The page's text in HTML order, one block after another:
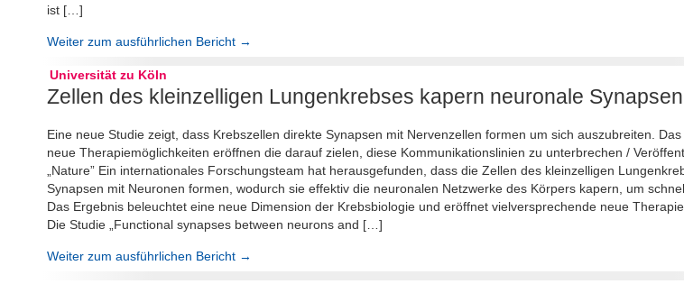
ist […]
Weiter zum ausführlichen Bericht →
Universität zu Köln
Zellen des kleinzelligen Lungenkrebses kapern neuronale Synapsen
Eine neue Studie zeigt, dass Krebszellen direkte Synapsen mit Nervenzellen formen um sich auszubreiten.
neue Therapiemöglichkeiten eröffnen die darauf zielen, diese Kommunikationslinien zu unterbrechen /
„Nature” Ein internationales Forschungsteam hat herausgefunden, dass die Zellen des kleinzelligen
Synapsen mit Neuronen formen, wodurch sie effektiv die neuronalen Netzwerke des Körpers kapern, um
Das Ergebnis beleuchtet eine neue Dimension der Krebsbiologie und eröffnet vielversprechende neue
Die Studie „Functional synapses between neurons and […]
Weiter zum ausführlichen Bericht →